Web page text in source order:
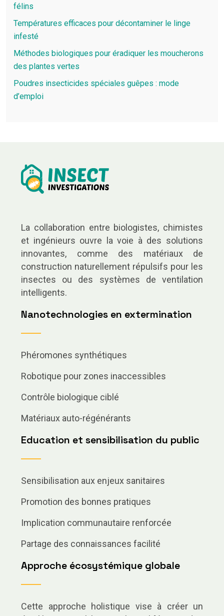
félins
Températures efficaces pour décontaminer le linge
infesté
Méthodes biologiques pour éradiquer les moucherons
des plantes vertes
Poudres insecticides spéciales guêpes : mode
d’emploi
La collaboration entre biologistes, chimistes
et ingénieurs ouvre la voie à des solutions
innovantes, comme des matériaux de
construction naturellement répulsifs pour les
insectes ou des systèmes de ventilation
intelligents.
Nanotechnologies en extermination
Phéromones synthétiques
Robotique pour zones inaccessibles
Contrôle biologique ciblé
Matériaux auto-régénérants
Education et sensibilisation du public
Sensibilisation aux enjeux sanitaires
Promotion des bonnes pratiques
Implication communautaire renforcée
Partage des connaissances facilité
Approche écosystémique globale
Cette approche holistique vise à créer un